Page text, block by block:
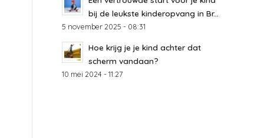
bij de leukste kinderopvang in Br...
5 november 2025 - 08:31
Hoe krijg je je kind achter dat
scherm vandaan?
10 mei 2024 - 11:27